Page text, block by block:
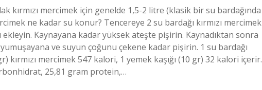
kırmızı mercimek için genelde 1,5-2 litre (klasik bir su bardağında
ne kadar su konur? Tencereye 2 su bardağı kırmızı mercimek
ekleyin. Kaynayana kadar yüksek ateşte pişirin. Kaynadıktan sonra
ve suyun çoğunu çekene kadar pişirin. 1 su bardağı
kırmızı mercimek 547 kalori, 1 yemek kaşığı (10 gr) 32 kalori içerir.
25,81 gram protein,…